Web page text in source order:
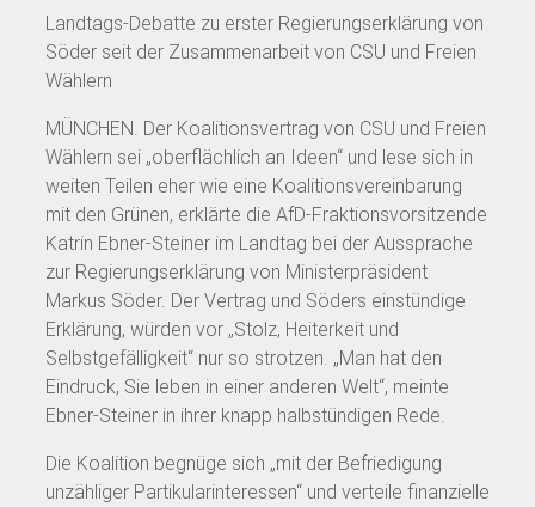
Landtags-Debatte zu erster Regierungserklärung von
Söder seit der Zusammenarbeit von CSU und Freien
Wählern
MÜNCHEN. Der Koalitionsvertrag von CSU und Freien
Wählern sei „oberflächlich an Ideen“ und lese sich in
weiten Teilen eher wie eine Koalitionsvereinbarung
mit den Grünen, erklärte die AfD-Fraktionsvorsitzende
Katrin Ebner-Steiner im Landtag bei der Aussprache
zur Regierungserklärung von Ministerpräsident
Markus Söder. Der Vertrag und Söders einstündige
Erklärung, würden vor „Stolz, Heiterkeit und
Selbstgefälligkeit“ nur so strotzen. „Man hat den
Eindruck, Sie leben in einer anderen Welt“, meinte
Ebner-Steiner in ihrer knapp halbstündigen Rede.
Die Koalition begnüge sich „mit der Befriedigung
unzähliger Partikularinteressen“ und verteile finanzielle